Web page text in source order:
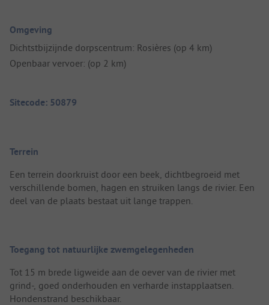
Omgeving
Dichtstbijzijnde dorpscentrum: Rosières (op 4 km)
Openbaar vervoer: (op 2 km)
Sitecode: 50879
Terrein
Een terrein doorkruist door een beek, dichtbegroeid met
verschillende bomen, hagen en struiken langs de rivier. Een
deel van de plaats bestaat uit lange trappen.
Toegang tot natuurlijke zwemgelegenheden
Tot 15 m brede ligweide aan de oever van de rivier met
grind-, goed onderhouden en verharde instapplaatsen.
Hondenstrand beschikbaar.